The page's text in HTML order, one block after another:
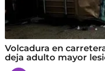
Volcadura en
deja adulto mayor